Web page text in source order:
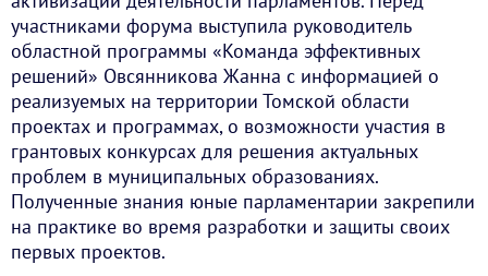
участниками форума выступила руководитель
областной программы «Команда эффективных
решений» Овсянникова Жанна с информацией о
реализуемых на территории Томской области
проектах и программах, о возможности участия в
грантовых конкурсах для решения актуальных
проблем в муниципальных образованиях.
Полученные знания юные парламентарии закрепили
на практике во время разработки и защиты своих
первых проектов.